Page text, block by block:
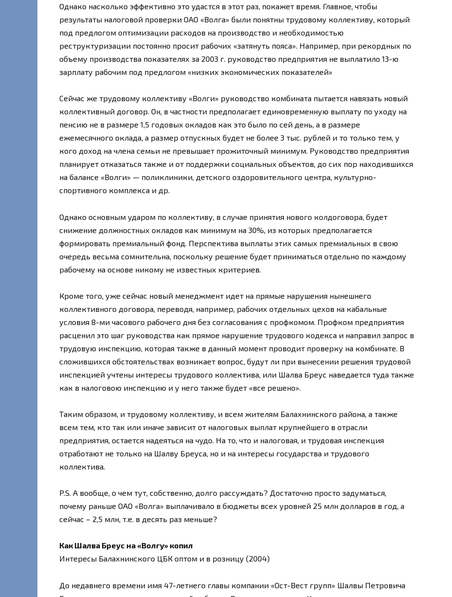
Однако насколько эффективно это удастся в этот раз, покажет время. Главное, чтобы
результаты налоговой проверки ОАО «Волга» были понятны трудовому коллективу, который
под предлогом оптимизации расходов на производство и необходимостью
реструктуризации постоянно просит рабочих «затянуть пояса». Например, при рекордных по
объему производства показателях за 2003 г. руководство предприятия не выплатило 13-ю
зарплату рабочим под предлогом «низких экономических показателей»
Сейчас же трудовому коллективу «Волги» руководство комбината пытается навязать новый
коллективный договор. Он, в частности предполагает единовременную выплату по уходу на
пенсию не в размере 1,5 годовых окладов как это было по сей день, а в размере
ежемесячного оклада, а размер отпускных будет не более 3 тыс. рублей и то только тем, у
кого доход на члена семьи не превышает прожиточный минимум. Руководство предприятия
планирует отказаться также и от поддержки социальных объектов, до сих пор находившихся
на балансе «Волги» — поликлиники, детского оздоровительного центра, культурно-
спортивного комплекса и др.
Однако основным ударом по коллективу, в случае принятия нового колдоговора, будет
снижение должностных окладов как минимум на 30%, из которых предполагается
формировать премиальный фонд. Перспектива выплаты этих самых премиальных в свою
очередь весьма сомнительна, поскольку решение будет приниматься отдельно по каждому
рабочему на основе никому не известных критериев.
Кроме того, уже сейчас новый менеджмент идет на прямые нарушения нынешнего
коллективного договора, переводя, например, рабочих отдельных цехов на кабальные
условия 8-ми часового рабочего дня без согласования с профкомом. Профком предприятия
расценил это шаг руководства как прямое нарушение трудового кодекса и направил запрос в
трудовую инспекцию, которая также в данный момент проводит проверку на комбинате. В
сложившихся обстоятельствах возникает вопрос, будут ли при вынесении решения трудовой
инспекцией учтены интересы трудового коллектива, или Шалва Бреус наведается туда также
как в налоговою инспекцию и у него также будет «все решено».
Таким образом, и трудовому коллективу, и всем жителям Балахнинского района, а также
всем тем, кто так или иначе зависит от налоговых выплат крупнейшего в отрасли
предприятия, остается надеяться на чудо. На то, что и налоговая, и трудовая инспекция
отработают не только на Шалву Бреуса, но и на интересы государства и трудового
коллектива.
P.S. А вообще, о чем тут, собственно, долго рассуждать? Достаточно просто задуматься,
почему раньше ОАО «Волга» выплачивало в бюджеты всех уровней 25 млн долларов в год, а
сейчас – 2,5 млн, т.е. в десять раз меньше?
Как Шалва Бреус на «Волгу» копил
Интересы Балахнинского ЦБК оптом и в розницу (2004)
До недавнего времени имя 47-летнего главы компании «Ост-Вест групп» Шалвы Петровича